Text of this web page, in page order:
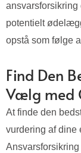
ansvarsforsikring
potentielt
opstå som følge
Find Den
Vælg med
At finde den
vurdering af dine